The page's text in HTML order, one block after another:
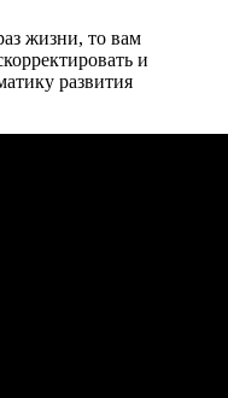
жизни, то вам
и
развития